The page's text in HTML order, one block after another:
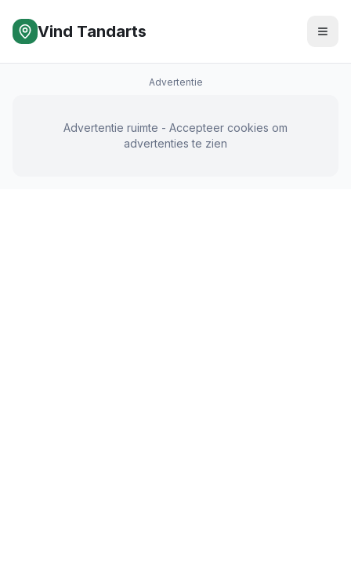
Vind Tandarts
Advertentie
Advertentie ruimte - Accepteer cookies om
advertenties te zien